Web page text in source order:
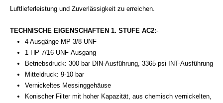
Luftlieferleistung und Zuverlässigkeit zu erreichen.
TECHNISCHE EIGENSCHAFTEN 1. STUFE AC2:-
4 Ausgänge MP 3/8 UNF
1 HP 7/16 UNF-Ausgang
Betriebsdruck: 300 bar DIN-Ausführung, 3365 psi INT-Ausführung
Mitteldruck: 9-10 bar
Vernickeltes Messinggehäuse
Konischer Filter mit hoher Kapazität, aus chemisch vernickelten,